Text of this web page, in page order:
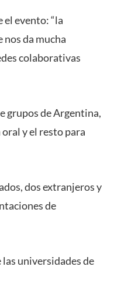
evento: “la
da mucha
colaborativas
grupos de Argentina,
y el resto para
dos extranjeros y
de
universidades de